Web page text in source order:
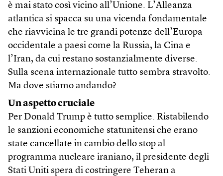
è mai stato così vicino all’Unione. L’Alleanza
atlantica si spacca su una vicenda fondamentale
che riavvicina le tre grandi potenze dell’Europa
occidentale a paesi come la Russia, la Cina e
l’Iran, da cui restano sostanzialmente diverse.
Sulla scena internazionale tutto sembra stravolto.
Ma dove stiamo andando?
Un aspetto cruciale
Per Donald Trump è tutto semplice. Ristabilendo
le sanzioni economiche statunitensi che erano
state cancellate in cambio dello stop al
programma nucleare iraniano, il presidente degli
Stati Uniti spera di costringere Teheran a